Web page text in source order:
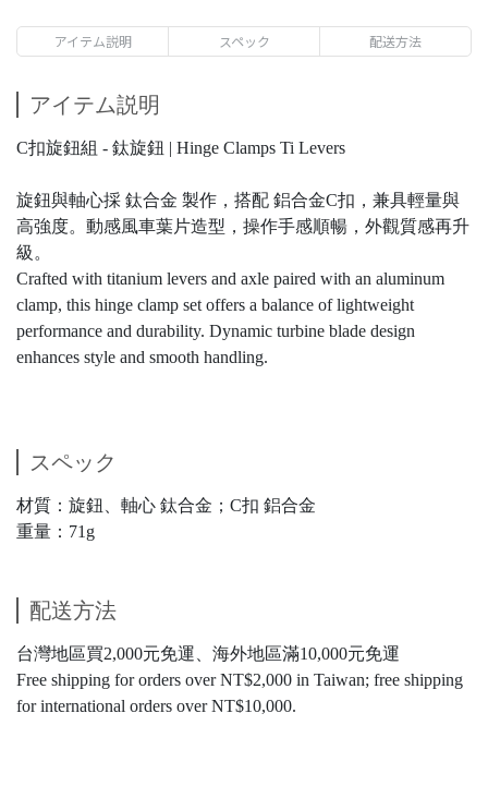
アイテム説明 スペック 配送方法
アイテム説明
C扣旋鈕組 - 鈦旋鈕 | Hinge Clamps Ti Levers
旋鈕與軸心採 鈦合金 製作，搭配 鋁合金C扣，兼具輕量與
高強度。動感風車葉片造型，操作手感順暢，外觀質感再升
級。
Crafted with titanium levers and axle paired with an aluminum
clamp, this hinge clamp set offers a balance of lightweight
performance and durability. Dynamic turbine blade design
enhances style and smooth handling.
スペック
材質：旋鈕、軸心 鈦合金；C扣 鋁合金
重量：71g
配送方法
台灣地區買2,000元免運、海外地區滿10,000元免運
Free shipping for orders over NT$2,000 in Taiwan; free shipping
for international orders over NT$10,000.